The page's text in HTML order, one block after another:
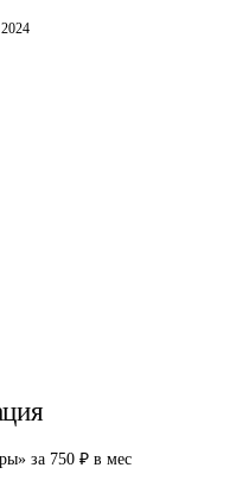
за 750 ₽ в мес